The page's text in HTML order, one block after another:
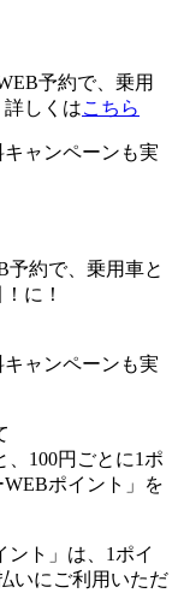
予約で、乗用
詳しくはこちら
ャンペーンも実
予約で、乗用車と
に！
ャンペーンも実
100円ごとに1ポ
ポイント」を
ント」は、1ポイ
いにご利用いただ